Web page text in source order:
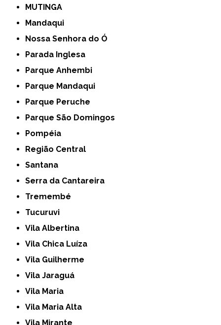
MUTINGA
Mandaqui
Nossa Senhora do Ó
Parada Inglesa
Parque Anhembi
Parque Mandaqui
Parque Peruche
Parque São Domingos
Pompéia
Região Central
Santana
Serra da Cantareira
Tremembé
Tucuruvi
Vila Albertina
Vila Chica Luíza
Vila Guilherme
Vila Jaraguá
Vila Maria
Vila Maria Alta
Vila Mirante